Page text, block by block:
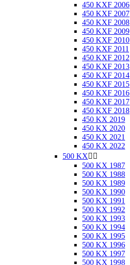
450 KXF 2006
450 KXF 2007
450 KXF 2008
450 KXF 2009
450 KXF 2010
450 KXF 2011
450 KXF 2012
450 KXF 2013
450 KXF 2014
450 KXF 2015
450 KXF 2016
450 KXF 2017
450 KXF 2018
450 KX 2019
450 KX 2020
450 KX 2021
450 KX 2022
500 KX 
500 KX 1987
500 KX 1988
500 KX 1989
500 KX 1990
500 KX 1991
500 KX 1992
500 KX 1993
500 KX 1994
500 KX 1995
500 KX 1996
500 KX 1997
500 KX 1998